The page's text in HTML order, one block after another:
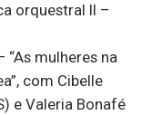
orquestral II –
“As mulheres na
com Cibelle
e Valeria Bonafé